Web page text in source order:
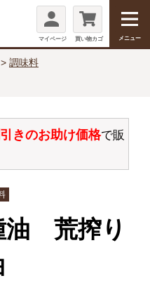
マイページ 買い物カゴ メニュー
きのお助け価格で販
調味料
油 荒搾り